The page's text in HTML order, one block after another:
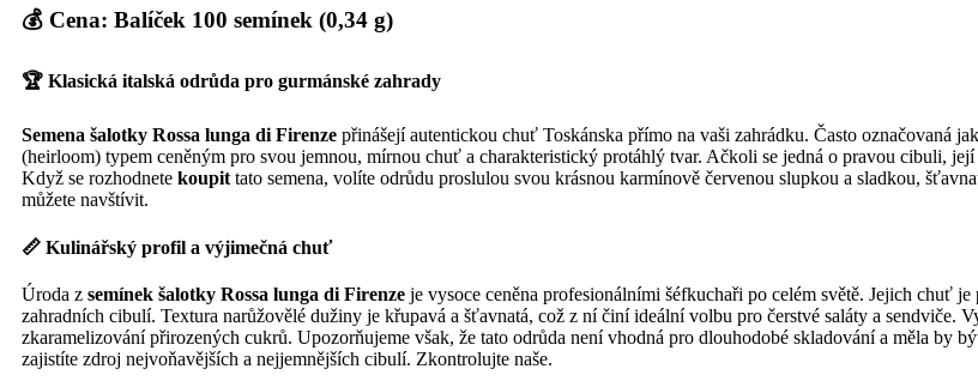
💰 Cena: Balíček 100 semínek (0,34 g)
🏆 Klasická italská odrůda pro gurmánské zahrady
Semena šalotky Rossa lunga di Firenze přinášejí autentickou chuť Toskánska přímo na vaši zahrádku. Často označovaná
(heirloom) typem ceněným pro svou jemnou, mírnou chuť a charakteristický protáhlý tvar. Ačkoli se jedná o pravou cibuli,
Když se rozhodnete koupit tato semena, volíte odrůdu proslulou svou krásnou karmínově červenou slupkou a sladkou,
můžete navštívit.
📏 Kulinářský profil a výjimečná chuť
Úroda z semínek šalotky Rossa lunga di Firenze je vysoce ceněna profesionálními šéfkuchaři po celém světě. Jejich chuť
zahradních cibulí. Textura narůžovělé dužiny je křupavá a šťavnatá, což z ní činí ideální volbu pro čerstvé saláty a sendviče.
zkaramelizování přirozených cukrů. Upozorňujeme však, že tato odrůda není vhodná pro dlouhodobé skladování a měla by
zajistíte zdroj nejvoňavějších a nejjemnějších cibulí. Zkontrolujte naše.